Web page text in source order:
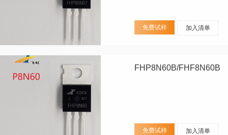
免费试样 加入清单
FHP8N60B/FHF8N60B
免费试样 加入清单